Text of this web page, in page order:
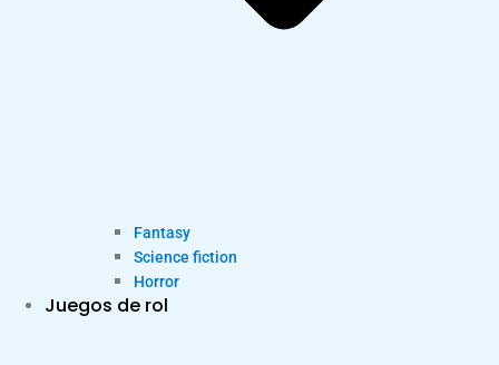
Fantasy
Science fiction
Horror
Juegos de rol